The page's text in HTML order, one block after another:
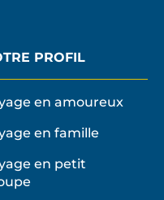
PROFIL
en amoureux
en famille
en petit